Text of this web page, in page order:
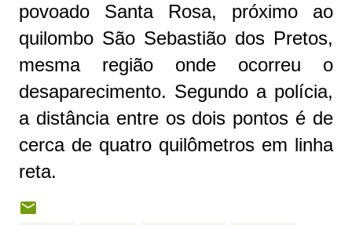
povoado Santa Rosa, próximo ao
quilombo São Sebastião dos Pretos,
mesma região onde ocorreu o
desaparecimento. Segundo a polícia,
a distância entre os dois pontos é de
cerca de quatro quilômetros em linha
reta.